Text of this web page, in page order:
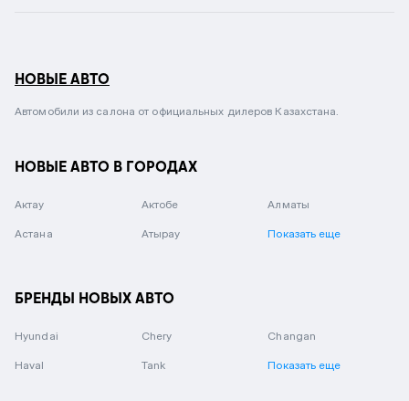
НОВЫЕ АВТО
Автомобили из салона от официальных дилеров Казахстана.
НОВЫЕ АВТО В ГОРОДАХ
Актау Актобе Алматы
Астана Атырау Показать еще
БРЕНДЫ НОВЫХ АВТО
Hyundai Chery Changan
Haval Tank Показать еще